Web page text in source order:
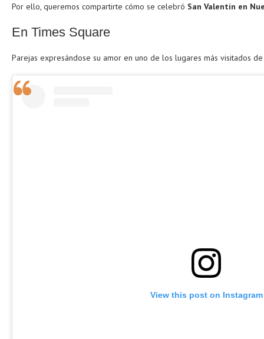
Por ello, queremos compartirte cómo se celebró San Valentín en
En Times Square
Parejas expresándose su amor en uno de los lugares más visitados
View this post on Instagram